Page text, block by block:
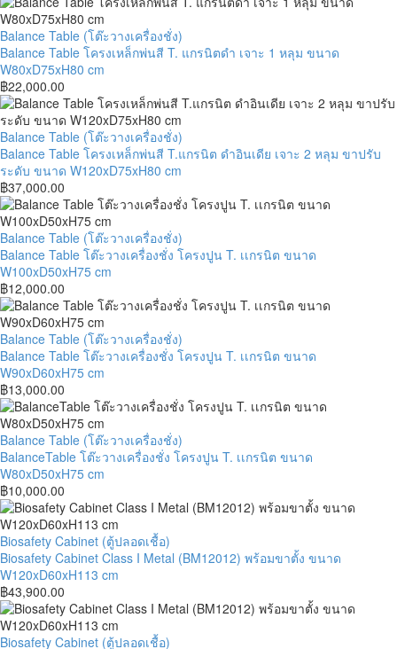
ปรับ
ระดับ
กัน
สั่น
(VT3G5555-
M10)
ขนาด
W55xD55xH80
cm
ดำ
ขนาด
W100xD75xH80
cm
พ่น
สี
T.
แกรนิต
ดำ
ขนาด
W80xD75xH80
cm
Balance
Table
โครง
เหล็ก
พ่น
สี
T.
แกรนิต
ดำ
เจาะ
1
หลุม
ขนาด
W80xD75xH80
cm
Balance Table (โต๊ะวางเครื่องชั่ง)
Balance Table โครงเหล็กพ่นสี T. แกรนิตดำ เจาะ 1 หลุม ขนาด
W80xD75xH80 cm
฿22,000.00
Balance
Table
โครง
เหล็ก
พ่น
สี
T.แกรนิต
ดำ
อินเดีย
เจาะ
2
หลุม
ขา
ปรับ
ระดับ
ขนาด
W120xD75xH80
cm
Balance Table (โต๊ะวางเครื่องชั่ง)
Balance Table โครงเหล็กพ่นสี T.แกรนิต ดำอินเดีย เจาะ 2 หลุม ขาปรับ
ระดับ ขนาด W120xD75xH80 cm
฿37,000.00
Balance
Table
โต๊ะ
วาง
เครื่อง
ชั่ง
โครง
ปูน
T.
เเก
รนิต
ขนาด
W100xD50xH75
cm
Balance Table (โต๊ะวางเครื่องชั่ง)
Balance Table โต๊ะวางเครื่องชั่ง โครงปูน T. เเกรนิต ขนาด
W100xD50xH75 cm
฿12,000.00
Balance
Table
โต๊ะ
วาง
เครื่อง
ชั่ง
โครง
ปูน
T.
เเก
รนิต
ขนาด
W90xD60xH75
cm
Balance Table (โต๊ะวางเครื่องชั่ง)
Balance Table โต๊ะวางเครื่องชั่ง โครงปูน T. เเกรนิต ขนาด
W90xD60xH75 cm
฿13,000.00
BalanceTable
โต๊ะ
วาง
เครื่อง
ชั่ง
โครง
ปูน
T.
เเก
รนิต
ขนาด
W80xD50xH75
cm
Balance Table (โต๊ะวางเครื่องชั่ง)
BalanceTable โต๊ะวางเครื่องชั่ง โครงปูน T. เเกรนิต ขนาด
W80xD50xH75 cm
฿10,000.00
Biosafety
Cabinet
Class
I
Metal
(BM12012)
พร้อม
Biosafety Cabinet (ตู้ปลอดเชื้อ)
Biosafety Cabinet Class I Metal (BM12012) พร้อมขาตั้ง ขนาด
W120xD60xH113 cm
฿43,900.00
Biosafety
Biosafety Cabinet (ตู้ปลอดเชื้อ)